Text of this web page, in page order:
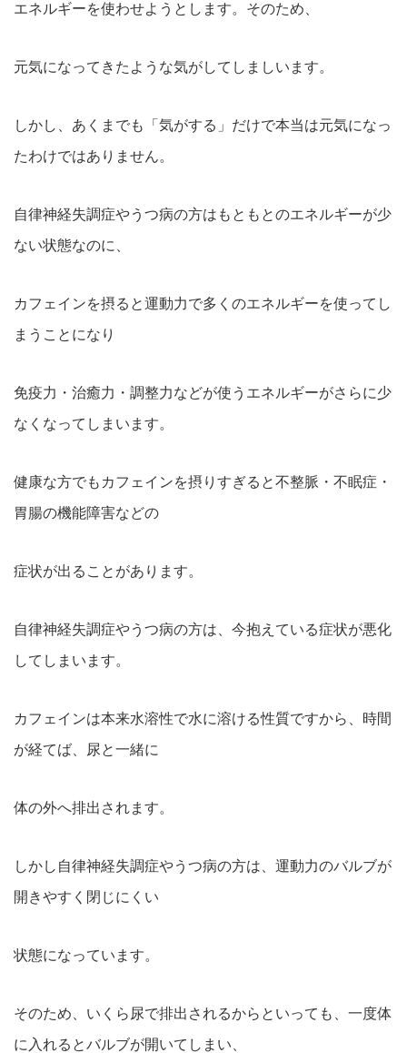
エネルギーを使わせようとします。そのため、
元気になってきたような気がしてしましいます。
しかし、あくまでも「気がする」だけで本当は元気になっ
たわけではありません。
自律神経失調症やうつ病の方はもともとのエネルギーが少
ない状態なのに、
カフェインを摂ると運動力で多くのエネルギーを使ってし
まうことになり
免疫力・治癒力・調整力などが使うエネルギーがさらに少
なくなってしまいます。
健康な方でもカフェインを摂りすぎると不整脈・不眠症・
胃腸の機能障害などの
症状が出ることがあります。
自律神経失調症やうつ病の方は、今抱えている症状が悪化
してしまいます。
カフェインは本来水溶性で水に溶ける性質ですから、時間
が経てば、尿と一緒に
体の外へ排出されます。
しかし自律神経失調症やうつ病の方は、運動力のバルブが
開きやすく閉じにくい
状態になっています。
そのため、いくら尿で排出されるからといっても、一度体
に入れるとバルブが開いてしまい、